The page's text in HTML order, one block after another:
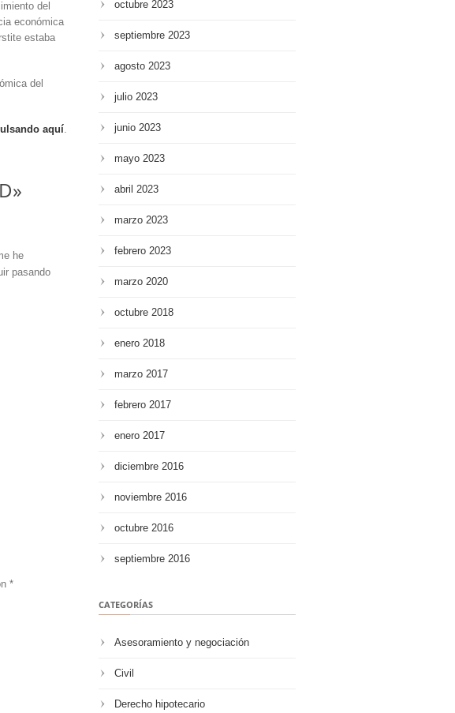
del
económica
estaba
del
aquí.
he
pasando
*
octubre 2023
septiembre 2023
agosto 2023
julio 2023
junio 2023
mayo 2023
abril 2023
marzo 2023
febrero 2023
marzo 2020
octubre 2018
enero 2018
marzo 2017
febrero 2017
enero 2017
diciembre 2016
noviembre 2016
octubre 2016
septiembre 2016
CATEGORÍAS
Asesoramiento y negociación
Civil
Derecho hipotecario